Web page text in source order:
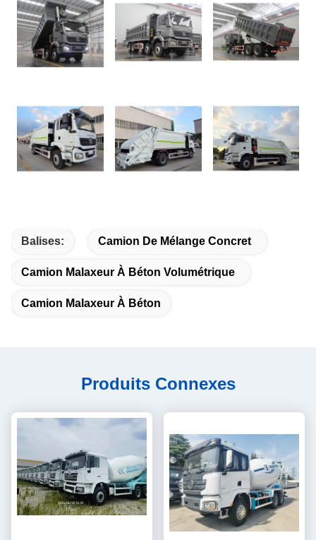
Balises: Camion De Mélange Concret
Camion Malaxeur À Béton Volumétrique
Camion Malaxeur À Béton
Produits Connexes